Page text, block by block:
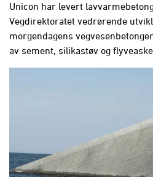
Unicon har levert
Vegdirektoratet vedrørende
morgendagens
av sement, silikastøv og flyveaske.